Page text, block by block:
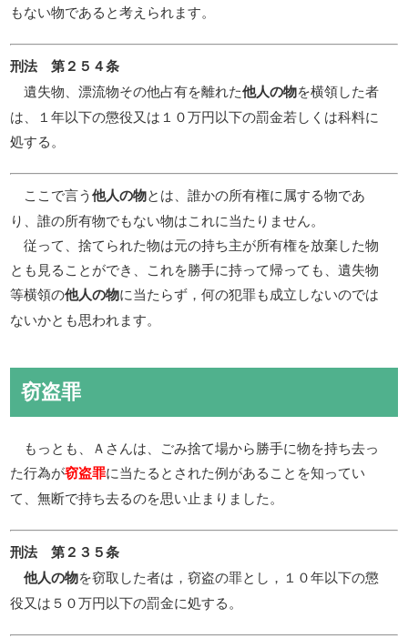
もない物であると考えられます。
刑法 第２５４条
遺失物、漂流物その他占有を離れた他人の物を横領した者
は、１年以下の懲役又は１０万円以下の罰金若しくは科料に
処する。
ここで言う他人の物とは、誰かの所有権に属する物であ
り、誰の所有物でもない物はこれに当たりません。
従って、捨てられた物は元の持ち主が所有権を放棄した物
とも見ることができ、これを勝手に持って帰っても、遺失物
等横領の他人の物に当たらず，何の犯罪も成立しないのでは
ないかとも思われます。
窃盗罪
もっとも、Ａさんは、ごみ捨て場から勝手に物を持ち去っ
た行為が窃盗罪に当たるとされた例があることを知ってい
て、無断で持ち去るのを思い止まりました。
刑法 第２３５条
他人の物を窃取した者は，窃盗の罪とし，１０年以下の懲
役又は５０万円以下の罰金に処する。